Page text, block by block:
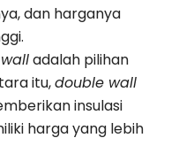
dan harganya
adalah pilihan
itu,double wall
insulasi
harga yang lebih